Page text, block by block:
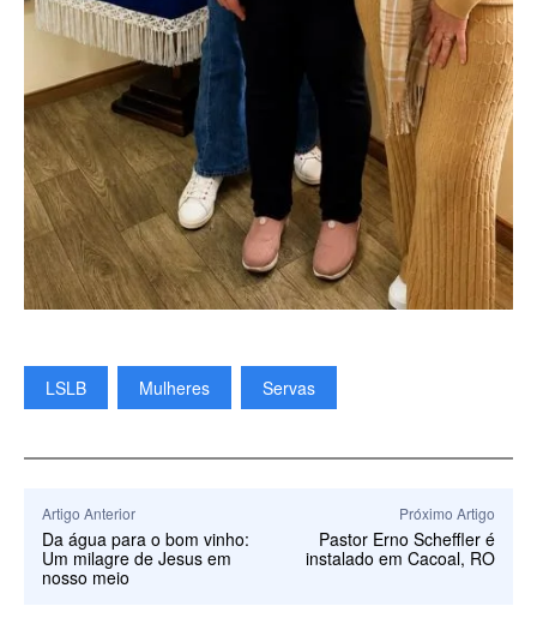
LSLB Mulheres Servas
Artigo Anterior
Da água para o bom vinho:
Um milagre de Jesus em
nosso meio
Próximo Artigo
Pastor Erno Scheffler é
instalado em Cacoal, RO